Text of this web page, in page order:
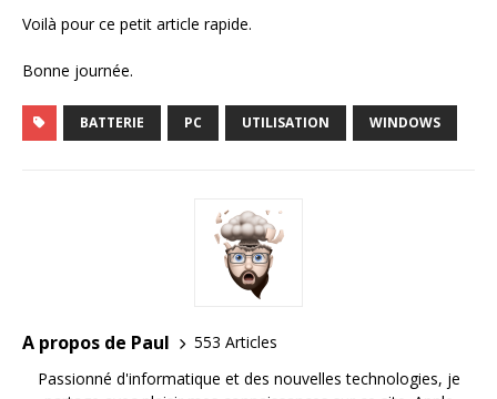
Voilà pour ce petit article rapide.
Bonne journée.
BATTERIE PC UTILISATION WINDOWS
A propos de Paul
553 Articles
Passionné d'informatique et des nouvelles technologies, je